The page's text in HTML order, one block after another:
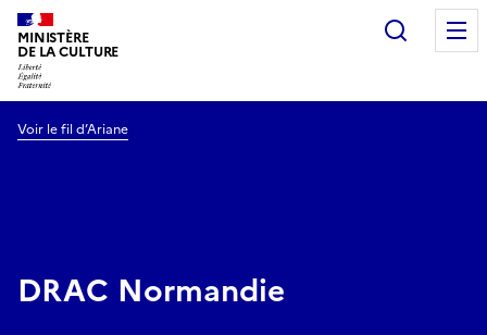
MINISTÈRE
DE LA CULTURE
Voir le fil d’Ariane
DRAC Normandie